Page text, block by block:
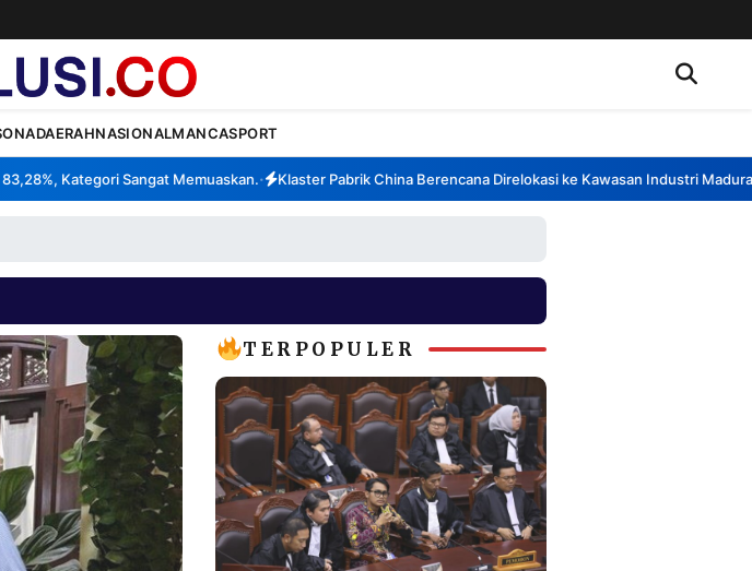
DAERAHNASIONALMANCASPORT
Kategori Sangat Memuaskan.• Klaster Pabrik China Berencana Direlokasi ke Kawasan Industri Madura,
TERPOPULER